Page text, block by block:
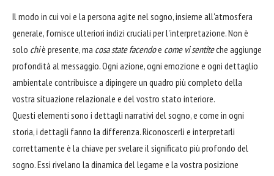
Il modo in cui voi e la persona agite nel sogno, insieme all'atmosfera
generale, fornisce ulteriori indizi cruciali per l'interpretazione. Non è
solo chiè presente, ma cosa state facendoe come vi sentiteche aggiunge
profondità al messaggio. Ogni azione, ogni emozione e ogni dettaglio
ambientale contribuisce a dipingere un quadro più completo della
vostra situazione relazionale e del vostro stato interiore.
Questi elementi sono i dettagli narrativi del sogno, e come in ogni
storia, i dettagli fanno la differenza. Riconoscerli e interpretarli
correttamente è la chiave per svelare il significato più profondo del
sogno. Essi rivelano la dinamica del legame e la vostra posizione